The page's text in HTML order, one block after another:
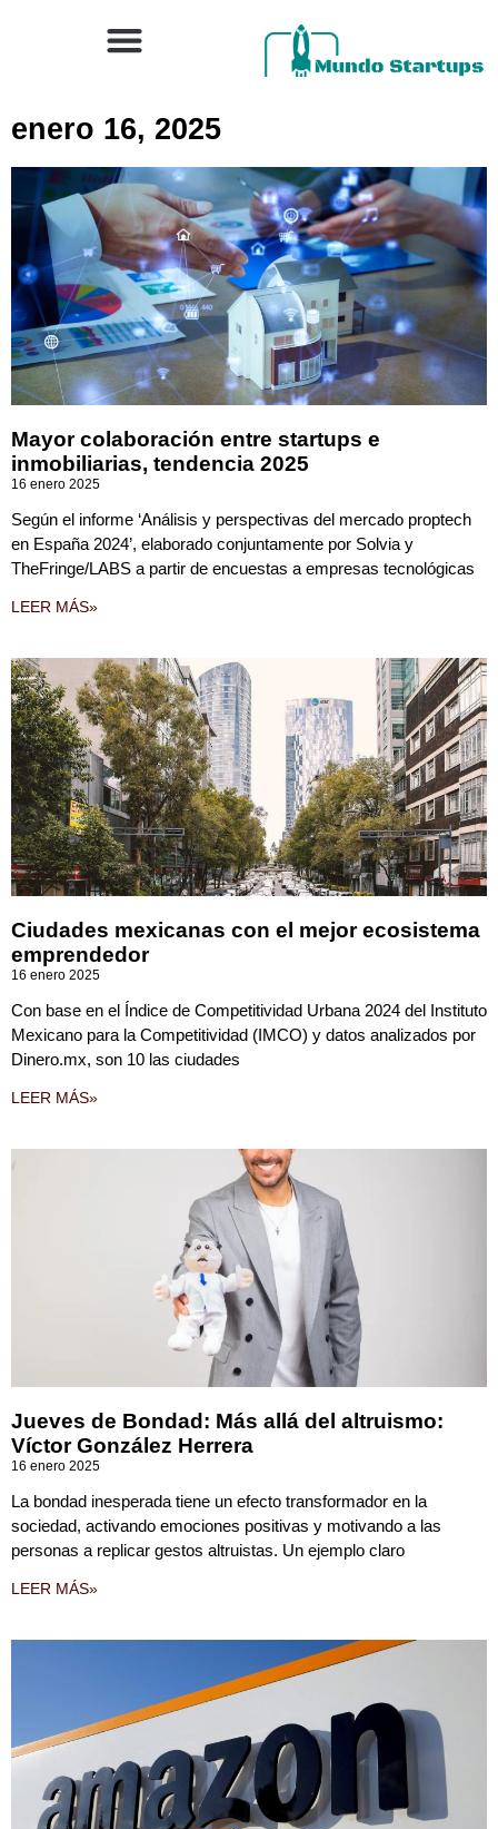
enero 16, 2025
Mayor colaboración entre startups e
inmobiliarias, tendencia 2025
16 enero 2025
Según el informe ‘Análisis y perspectivas del mercado proptech
en España 2024’, elaborado conjuntamente por Solvia y
TheFringe/LABS a partir de encuestas a empresas tecnológicas
LEER MÁS»
Ciudades mexicanas con el mejor ecosistema
emprendedor
16 enero 2025
Con base en el Índice de Competitividad Urbana 2024 del Instituto
Mexicano para la Competitividad (IMCO) y datos analizados por
Dinero.mx, son 10 las ciudades
LEER MÁS»
Jueves de Bondad: Más allá del altruismo:
Víctor González Herrera
16 enero 2025
La bondad inesperada tiene un efecto transformador en la
sociedad, activando emociones positivas y motivando a las
personas a replicar gestos altruistas. Un ejemplo claro
LEER MÁS»